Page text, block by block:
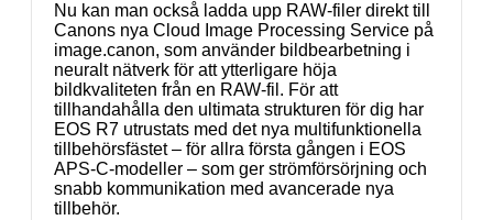
Nu kan man också ladda upp RAW-filer direkt till
Canons nya Cloud Image Processing Service på
image.canon, som använder bildbearbetning i
neuralt nätverk för att ytterligare höja
bildkvaliteten från en RAW-fil. För att
tillhandahålla den ultimata strukturen för dig har
EOS R7 utrustats med det nya multifunktionella
tillbehörsfästet – för allra första gången i EOS
APS-C-modeller – som ger strömförsörjning och
snabb kommunikation med avancerade nya
tillbehör.